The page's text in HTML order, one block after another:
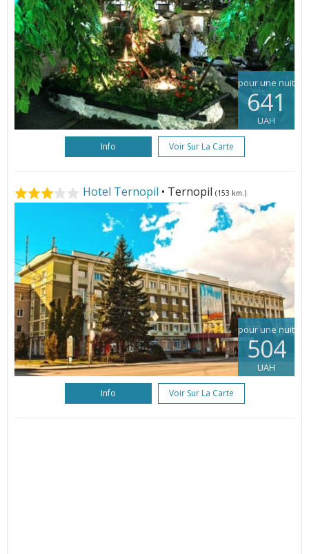
pour une nuit
641
UAH
Info Voir Sur La Carte
Hotel Ternopil • Ternopil (153 km.)
pour une nuit
504
UAH
Info Voir Sur La Carte